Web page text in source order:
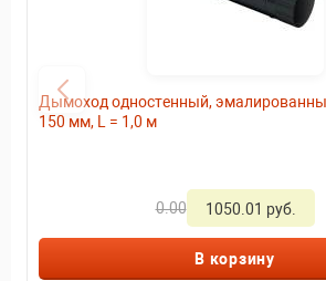
Дымоход одностенный,
150 мм, L = 1,0 м
0.00 1050.01 руб.
В корзину